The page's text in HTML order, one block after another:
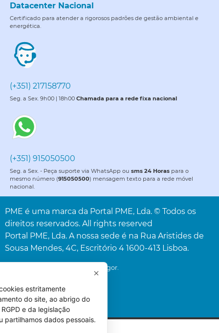
Datacenter Nacional
Certificado para atender a rigorosos padrões de gestão ambiental e
energética.
(+351) 217158770
Seg. a Sex. 9h00 | 18h00 Chamada para a rede fixa nacional
(+351) 915050500
Seg. a Sex. - Peça suporte via WhatsApp ou sms 24 Horas para o
mesmo número (915050500) mensagem texto para a rede móvel
nacional.
PME é uma marca da Portal PME, Lda. © Todos os
direitos reservados. All rights reserved
Portal PME, Lda. A nossa sede é na Rua Aristides de
Sousa Mendes, 4C, Escritório 4 1600-413 Lisboa.
* Acresce o IVA à taxa legal em vigor.
estritamente
do site, ao abrigo do
e da legislação
partilhamos dados pessoais.